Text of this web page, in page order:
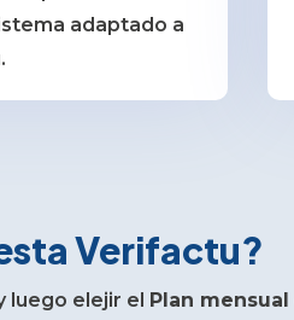
adaptado a
Verifactu?
luego elejir el Plan mensual